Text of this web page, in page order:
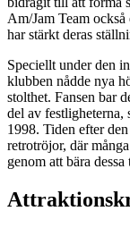
Am/Jam Team
har stärkt deras
Speciellt under den
klubben nådde nya
stolthet. Fansen bar
del av
1998. Tiden efter
retrotröjor, där
genom att bära